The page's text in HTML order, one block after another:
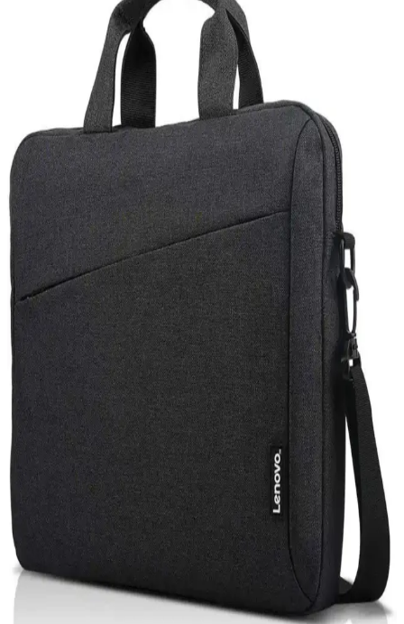
USB flash sürücüleri kullanırken yaşanan tanıma ve erişim
sorunlarının nedenleri ve çözümleri hakkında kapsamlı bilgi. Port
değişimi, disk yönetimi ve sürücü güncellemeleri gibi temel adımlar
Oyun Dizüstü Bilgisayarı Seçimi: Bütçe ve
Performansa Göre Modeller ve Öneriler
Oyun dizüstü bilgisayarı seçimi, bütçe ve performans beklentilerine
göre değişir. Acer, ASUS, Lenovo gibi markaların farklı
segmentlerdeki modelleri ve teknik özellikleri detaylıca inceleniyor.
Güncel Teknolojik Gelişmeler ve Windows
Güncellemelerinin Cihaz Performansına Etkisi
Güncellemeler, cihaz performansı ve güvenliği için kritik olup,
Windows sistemleri otomatik veya manuel güncelleme
seçenekleriyle kullanıcılara esneklik sunar.
iPhone 15 Pro ve Mac Entegrasyonu: Güncel
Teknolojide Yeni Bir Dönem
iPhone 15 Pro ve Mac'in entegre özellikleri, gelişmiş tasarım ve
performans ile kullanıcıların deneyimini artırıyor, ekosistem
avantajlarıyla günlük ve profesyonel kullanımda fark yaratıyor.
Acer Oyuncu Laptopları: Yüksek Performans ve
Dayanıklılık Sunan Modeller
Acer'ın oyuncu laptopları yüksek grafik gücü ve gelişmiş
donanımlarıyla öne çıkar. Predator serisi ile profesyonel kullanım ve
oyun performansı bir arada sunulur, uygun fiyat ve çeşitli modellerle
erişilebilirlik sağlar.
Bilgisayar Güç Kablosu Seçimi ve Güvenlik